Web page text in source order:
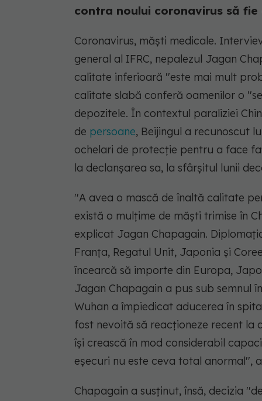
contra noului coronavirus să fie
Coronavirus, măști medicale.
general al IFRC, nepalezul Jagan
calitate inferioară ''este mai mult
calitate slabă conferă oamenilor o
depozitele. În contextul paraliziei
de persoane, Beijingul a recunoscut
ochelari de protecţie pentru a face
la declanşarea sa, la sfârşitul lunii
''A avea o mască de înaltă calitate
există o mulţime de măşti trimise în
explicat Jagan Chapagain.
Franţa, Regatul Unit, Japonia şi
încearcă să importe din Europa,
Jagan Chapagain a pus sub semnul
Wuhan a împiedicat aducerea în
fost nevoită să reacţioneze recent la
îşi crească în mod considerabil
eşecuri nu este ceva total anormal'',
Chapagain a susţinut, însă, decizia